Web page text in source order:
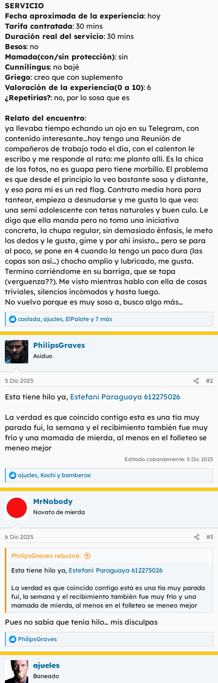
SERVICIO
Fecha aproximada de la experiencia: hoy
Tarifa contratada: 30 mins
Duración real del servicio: 30 mins
Besos: no
Mamada(con/sin protección): sin
Cunnilingus: no bajé
Griego: creo que con suplemento
Valoración de la experiencia(0 a 10): 6
¿Repetirías?: no, por lo sosa que es
Relato del encuentro:
ya llevaba tiempo echando un ojo en su Telegram, con
contenido interesante…hoy tengo una Reunión de
compañeros de trabajo todo el día, con el calenton le
escribo y me responde al rato: me planto allí. Es la chica
de las fotos, no es guapa pero tiene morbillo. El problema
es que desde el principio la veo bastante sosa y distante,
y eso para mí es un red flag. Contrato media hora para
tantear, empieza a desnudarse y me gusta lo que veo:
una semi adolescente con tetas naturales y buen culo. Le
digo que ella manda pero no toma una iniciativa
concreta, la chupa regular, sin demasiado énfasis, le meto
los dedos y le gusta, gime y por ahí insisto… pero se para
al poco, se pone en 4 cuando la tengo un poco dura (las
copas son así…) chocho amplio y lubricado, me gusta.
Termino corriéndome en su barriga, que se tapa
(verguenza??). Me visto mientras hablo con ella de cosas
triviales, silencios incómodos y hasta luego.
No vuelvo porque es muy soso a, busco algo más…
R
e
a
c
c
i
e
:
coslada, ajucles, ElPalote y 7 más
PhilipsGraves
Asiduo
5 Dic 2025 #2
Esta tiene hilo ya, Estefani Paraguaya 612275026
La verdad es que coincido contigo esta es una tía muy
parada fui, la semana y el recibimiento también fue muy
frío y una mamada de mierda, al menos en el folleteo se
meneo mejor
Editado cobardemente: 5 Dic 2025
R
e
a
c
i
e
s
ajucles, Kochi y bomberox
MrNobody
Novato de mierda
6 Dic 2025 #3
PhilipsGraves rebuznó:
Esta tiene hilo ya, Estefani Paraguaya 612275026
La verdad es que coincido contigo esta es una tía muy parada
fui, la semana y el recibimiento también fue muy frío y una
mamada de mierda, al menos en el folleteo se meneo mejor
Pues no sabía que tenía hilo… mis disculpas
R
e
a
c
i
PhilipsGraves
ajucles
Baneado